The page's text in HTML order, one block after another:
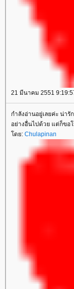
21 มีนาคม 2551
กำลังอ่านอยู่เลยค่ะ น่า
อย่างอื่นไปด้วย แต่ก็ขอ
ดย: Chulapinan